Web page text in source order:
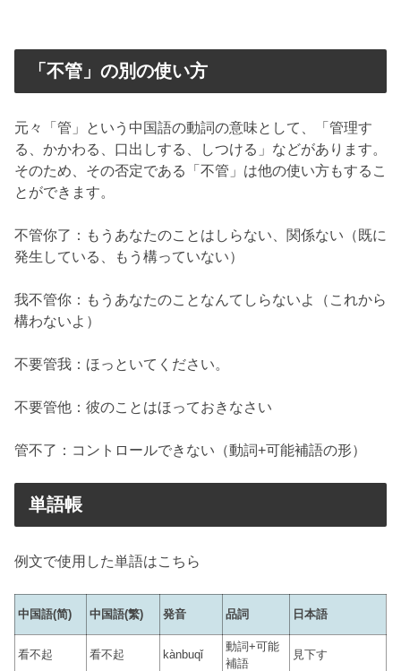
「不管」の別の使い方
元々「管」という中国語の動詞の意味として、「管理す
る、かかわる、口出しする、しつける」などがあります。
そのため、その否定である「不管」は他の使い方もするこ
とができます。
不管你了：もうあなたのことはしらない、関係ない（既に
発生している、もう構っていない）
我不管你：もうあなたのことなんてしらないよ（これから
構わないよ）
不要管我：ほっといてください。
不要管他：彼のことはほっておきなさい
管不了：コントロールできない（動詞+可能補語の形）
単語帳
例文で使用した単語はこちら
中国語(简) 中国語(繁) 発音 品詞 日本語
看不起 看不起 kànbuqǐ
動詞+可能
補語
見下す